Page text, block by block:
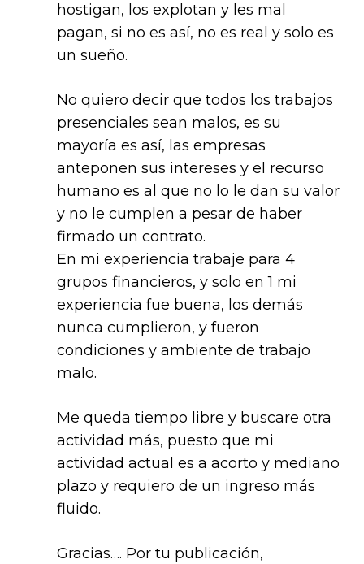
hostigan, los explotan y les mal
pagan, si no es así, no es real y solo es
un sueño.
No quiero decir que todos los trabajos
presenciales sean malos, es su
mayoría es así, las empresas
anteponen sus intereses y el recurso
humano es al que no lo le dan su valor
y no le cumplen a pesar de haber
firmado un contrato.
En mi experiencia trabaje para 4
grupos financieros, y solo en 1 mi
experiencia fue buena, los demás
nunca cumplieron, y fueron
condiciones y ambiente de trabajo
malo.
Me queda tiempo libre y buscare otra
actividad más, puesto que mi
actividad actual es a acorto y mediano
plazo y requiero de un ingreso más
fluido.
Gracias…. Por tu publicación,